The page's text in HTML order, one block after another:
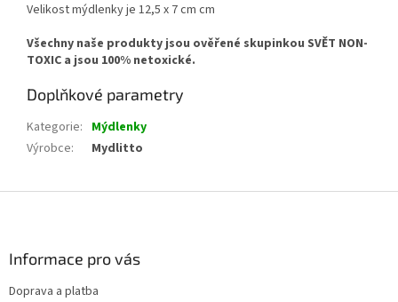
Velikost mýdlenky je 12,5 x 7 cm cm
Všechny naše produkty jsou ověřené skupinkou SVĚT NON-
TOXIC a jsou 100% netoxické.
Doplňkové parametry
Kategorie: Mýdlenky
Výrobce: Mydlitto
Informace pro vás
Doprava a platba